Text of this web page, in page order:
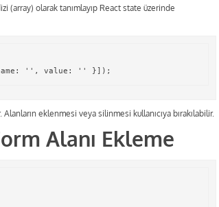
(array) olarak tanımlayıp React state üzerinde
eklenmesi veya silinmesi kullanıcıya bırakılabilir.
Alanı Ekleme